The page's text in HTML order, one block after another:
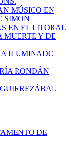
MÚSICO EN
SIMON
EN EL LITORAL
MUERTE Y DE
ILUMINADO
RONDÁN
DE